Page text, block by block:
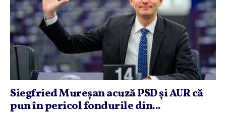
Siegfried Mureşan acuză PSD şi AUR că
pun în pericol fondurile din...